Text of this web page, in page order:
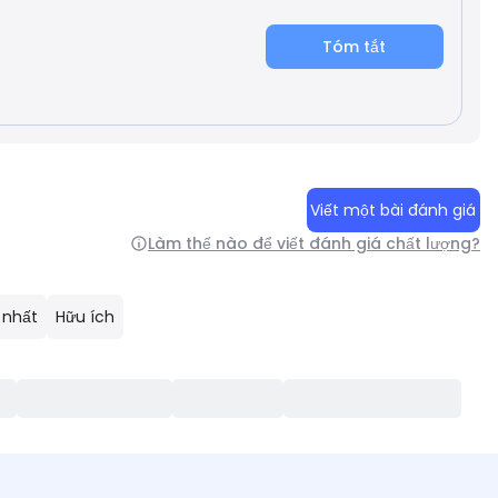
Tóm tắt
Viết một bài đánh giá
Làm thế nào để viết đánh giá chất lượng?
Hữu ích